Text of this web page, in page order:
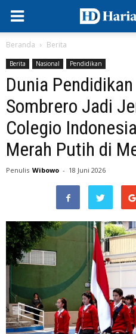
Beranda Berita
Berita Nasional Pendidikan
Dunia
Sombrero Jadi
Colegio
Merah Putih di
Penulis Wibowo - 18 Juni 2026